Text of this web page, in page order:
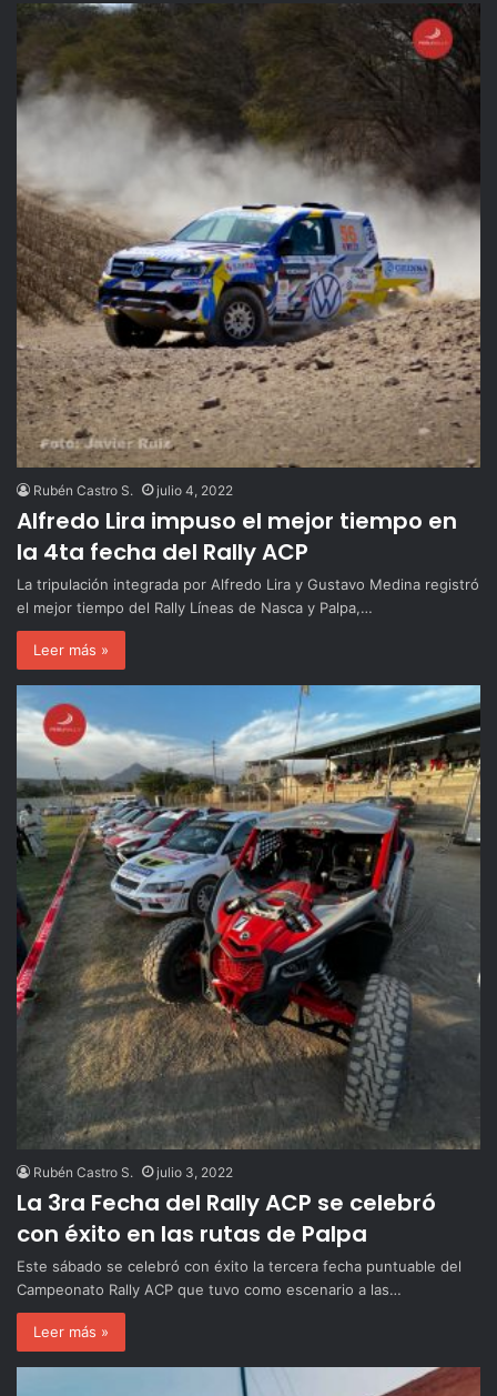
Rubén Castro S. julio 4, 2022
Alfredo Lira impuso el mejor tiempo en
la 4ta fecha del Rally ACP
La tripulación integrada por Alfredo Lira y Gustavo Medina registró
el mejor tiempo del Rally Líneas de Nasca y Palpa,…
Leer más »
Rubén Castro S. julio 3, 2022
La 3ra Fecha del Rally ACP se celebró
con éxito en las rutas de Palpa
Este sábado se celebró con éxito la tercera fecha puntuable del
Campeonato Rally ACP que tuvo como escenario a las…
Leer más »